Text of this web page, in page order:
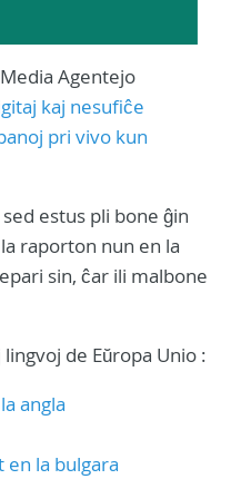
Agentejo
kaj nesufiĉe
pri vivo kun
estus pli bone ĝin
raporton nun en la
sin, ĉar ili malbone
de Eŭropa Unio :
angla
en la bulgara